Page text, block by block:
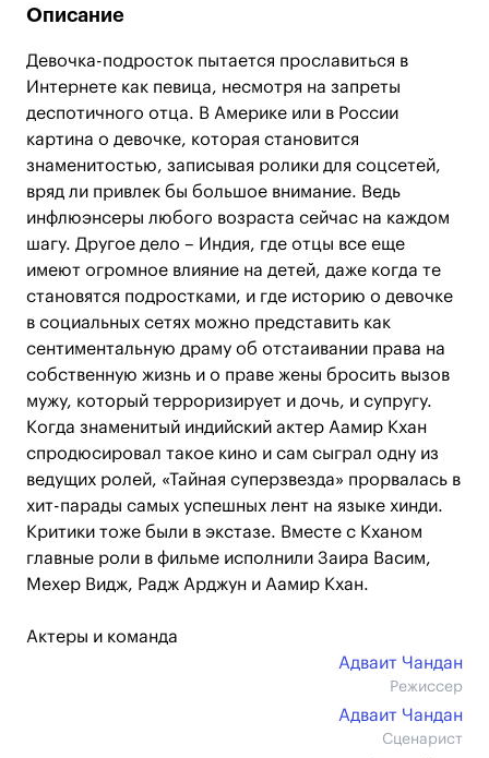
Описание
Девочка-подросток пытается прославиться в
Интернете как певица, несмотря на запреты
деспотичного отца. В Америке или в России
картина о девочке, которая становится
знаменитостью, записывая ролики для соцсетей,
вряд ли привлек бы большое внимание. Ведь
инфлюэнсеры любого возраста сейчас на каждом
шагу. Другое дело – Индия, где отцы все еще
имеют огромное влияние на детей, даже когда те
становятся подростками, и где историю о девочке
в социальных сетях можно представить как
сентиментальную драму об отстаивании права на
собственную жизнь и о праве жены бросить вызов
мужу, который терроризирует и дочь, и супругу.
Когда знаменитый индийский актер Аамир Кхан
спродюсировал такое кино и сам сыграл одну из
ведущих ролей, «Тайная суперзвезда» прорвалась в
хит-парады самых успешных лент на языке хинди.
Критики тоже были в экстазе. Вместе с Кханом
главные роли в фильме исполнили Заира Васим,
Мехер Видж, Радж Арджун и Аамир Кхан.
Актеры и команда
Адваит Чандан
Режиссер
Адваит Чандан
Сценарист